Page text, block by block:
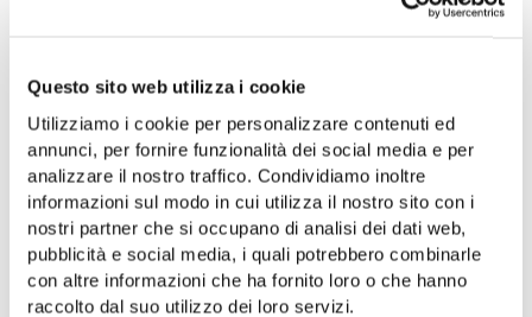
Questo sito web utilizza i cookie
Utilizziamo i cookie per personalizzare contenuti ed
annunci, per fornire funzionalità dei social media e per
analizzare il nostro traffico. Condividiamo inoltre
informazioni sul modo in cui utilizza il nostro sito con i
nostri partner che si occupano di analisi dei dati web,
pubblicità e social media, i quali potrebbero combinarle
con altre informazioni che ha fornito loro o che hanno
raccolto dal suo utilizzo dei loro servizi.
Telegram
WhatsApp
Facebook
LinkedIn
Condividi
Share: